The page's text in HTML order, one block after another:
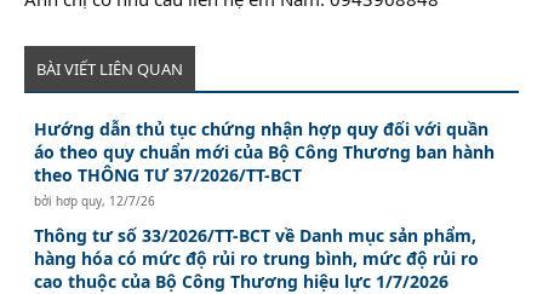
BÀI VIẾT LIÊN QUAN
Hướng dẫn thủ tục chứng nhận hợp quy đối với quần
áo theo quy chuẩn mới của Bộ Công Thương ban hành
theo THÔNG TƯ 37/2026/TT-BCT
bởihơp quy, 12/7/26
Thông tư số 33/2026/TT-BCT về Danh mục sản phẩm,
hàng hóa có mức độ rủi ro trung bình, mức độ rủi ro
cao thuộc của Bộ Công Thương hiệu lực 1/7/2026